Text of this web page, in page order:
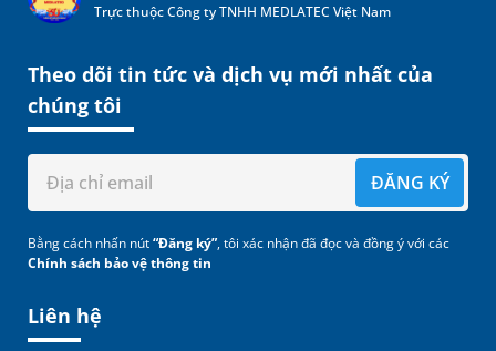
Trực thuộc Công ty TNHH MEDLATEC Việt Nam
Liên hệ
Theo dõi tin tức và dịch vụ mới nhất của
chúng tôi
ĐĂNG KÝ
Bằng cách nhấn nút“Đăng ký”, tôi xác nhận đã đọc và đồng ý với các
Chính sách bảo vệ thông tin